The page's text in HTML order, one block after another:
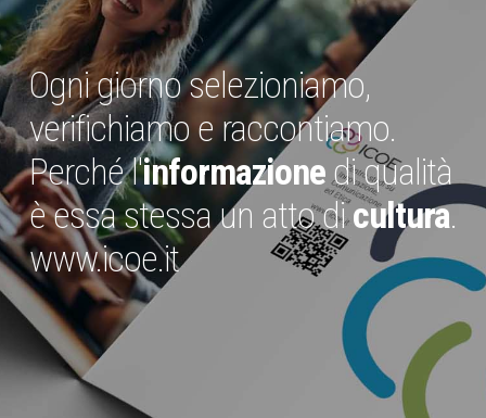
Ogni giorno selezioniamo,
verifichiamo e raccontiamo.
Perché l'informazionedi qualità
è essa stessa un atto dicultura.
www.icoe.it